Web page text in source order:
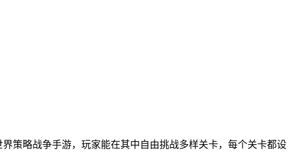
策略战争手游，玩家能在其中自由挑战多样关卡，每个关卡都设